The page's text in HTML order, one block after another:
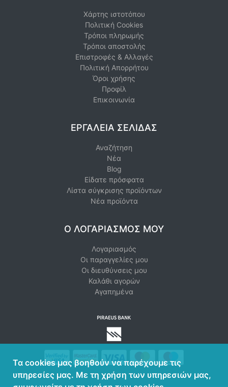
Χάρτης ιστοτόπου
Πολιτική Cookies
Τρόποι πληρωμής
Τρόποι αποστολής
Επιστροφές & Αλλαγές
Πολιτική Απορρήτου
Όροι χρήσης
Προφίλ
Επικοινωνία
ΕΡΓΑΛΕΊΑ ΣΕΛΊΔΑΣ
Αναζήτηση
Νέα
Blog
Είδατε πρόσφατα
Λίστα σύγκρισης προϊόντων
Νέα προϊόντα
Ο ΛΟΓΑΡΙΑΣΜΌΣ ΜΟΥ
Λογαριασμός
Οι παραγγελίες μου
Οι διευθύνσεις μου
Καλάθι αγορών
Αγαπημένα
Τα cookies μας βοηθούν να παρέχουμε τις
υπηρεσίες μας. Με τη χρήση των υπηρεσιών μας,